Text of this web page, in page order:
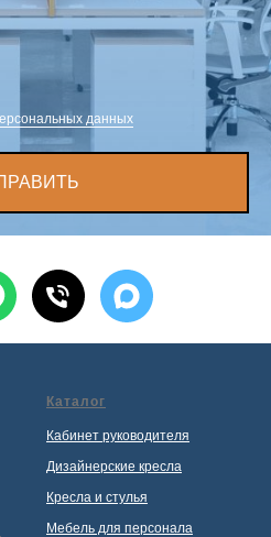
данных
Каталог
Кабинет руководителя
Дизайнерские кресла
Кресла и стулья
Мебель для персонала